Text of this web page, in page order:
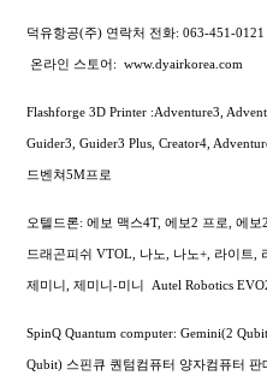
덕유항공(주) 연락처 전화: 063-451-
온라인 스토어: www.dyairkorea.com
Flashforge 3D Printer :Adventure3,
Guider3, Guider3 Plus, Creator4,
드벤쳐5M프로
오텔드론: 에보 맥스4T, 에보2 프로, 에
드래곤피쉬 VTOL, 나노, 나노+, 라이트,
제미니, 제미니-미니 Autel Robotics
SpinQ Quantum computer: Gemini(2
Qubit) 스핀큐 퀀텀컴퓨터 양자컴퓨터